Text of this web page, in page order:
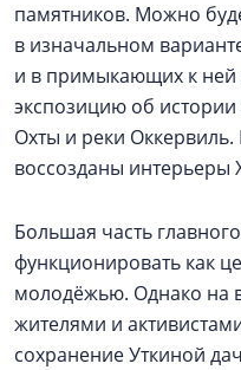
памятников. Можно
в изначальном
и в примыкающих к
экспозицию об истории
Охты и реки
воссозданы интерьеры
Большая часть
функционировать как
молодёжью. Однако на
жителями и
сохранение Уткиной